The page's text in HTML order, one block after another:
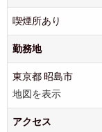
喫煙所あり
勤務地
東京都 昭島市
地図を表示
アクセス